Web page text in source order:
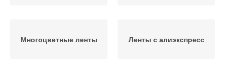
Многоцветные ленты Ленты с алиэкспресс